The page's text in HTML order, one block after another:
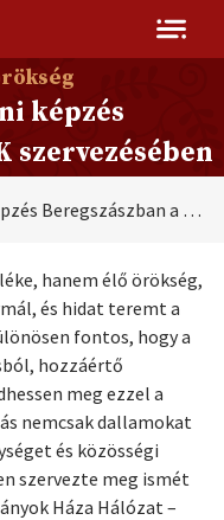
képzés
szervezésében
a HHHK szervezésében
hanem élő örökség,
és hidat teremt a
fontos, hogy a
hozzáértő
meg ezzel a
nemcsak dallamokat
és közösségi
szervezte meg ismét
Háza Hálózat –